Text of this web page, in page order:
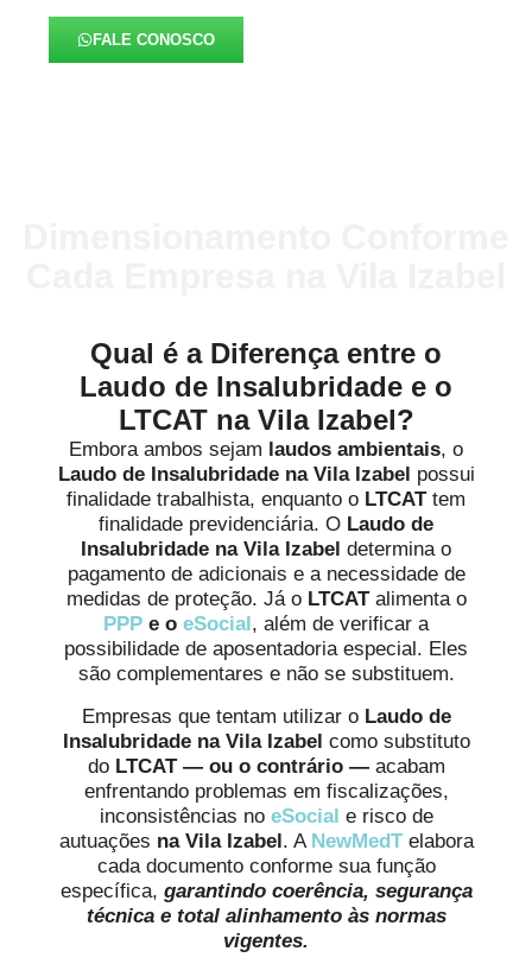
FALE CONOSCO
Qual é a Diferença entre o
Laudo de Insalubridade e o
LTCAT na Vila Izabel?
Embora ambos sejam laudos ambientais, o
Laudo de Insalubridade na Vila Izabel possui
finalidade trabalhista, enquanto o LTCATtem
finalidade previdenciária. O Laudo de
Insalubridade na Vila Izabel determina o
pagamento de adicionais e a necessidade de
medidas de proteção. Já o LTCATalimenta o
PPP e o eSocial , além de verificar a
possibilidade de aposentadoria especial. Eles
são complementares e não se substituem.
Empresas que tentam utilizar o Laudo de
Insalubridade na Vila Izabel como substituto
do LTCAT — ou o contrário —acabam
enfrentando problemas em fiscalizações,
inconsistências no eSocial e risco de
autuações na Vila Izabel. A NewMedT elabora
cada documento conforme sua função
específica, garantindo coerência, segurança
técnica e total alinhamento às normas
vigentes.